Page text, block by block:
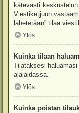
kätevästi keskustelun
Viestiketjuun
lähetetään” tilaa
Ylös
Kuinka tilaan
Tilataksesi haluamasi
alalaidassa.
Ylös
Kuinka poistan